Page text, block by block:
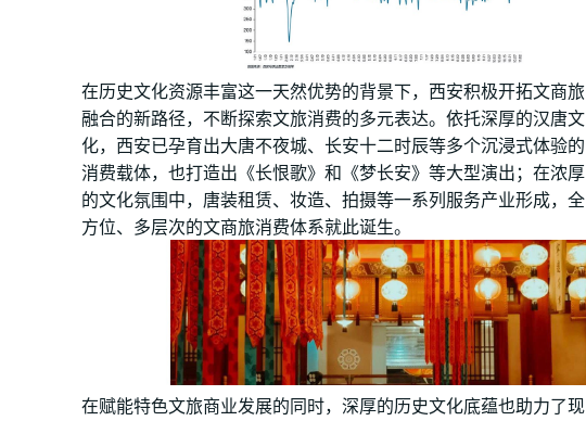
在历史文化资源丰富这一天然优势的背景下，西安积极开拓文商旅
融合的新路径，不断探索文旅消费的多元表达。依托深厚的汉唐文
化，西安已孕育出大唐不夜城、长安十二时辰等多个沉浸式体验的
消费载体，也打造出《长恨歌》和《梦长安》等大型演出；在浓厚
的文化氛围中，唐装租赁、妆造、拍摄等一系列服务产业形成，全
方位、多层次的文商旅消费体系就此诞生。
在赋能特色文旅商业发展的同时，深厚的历史文化底蕴也助力了现